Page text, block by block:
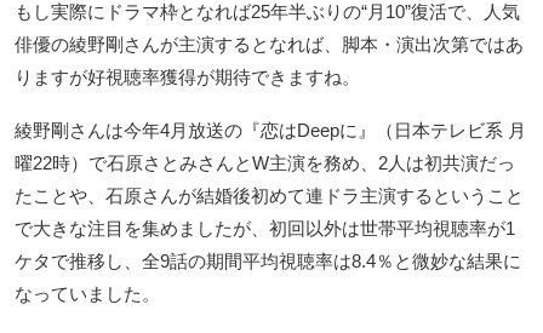
もし実際にドラマ枠となれば25年半ぶりの“月10”復活で、人気
俳優の綾野剛さんが主演するとなれば、脚本・演出次第ではあ
りますが好視聴率獲得が期待できますね。
綾野剛さんは今年4月放送の『恋はDeepに』（日本テレビ系 月
曜22時）で石原さとみさんとW主演を務め、2人は初共演だっ
たことや、石原さんが結婚後初めて連ドラ主演するということ
で大きな注目を集めましたが、初回以外は世帯平均視聴率が1
ケタで推移し、全9話の期間平均視聴率は8.4％と微妙な結果に
なっていました。